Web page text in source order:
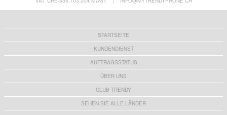
STARTSEITE
KUNDENDIENST
AUFTRAGSSTATUS
ÜBER UNS
CLUB TRENDY
SEHEN SIE ALLE LÄNDER